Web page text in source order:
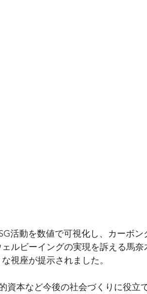
活動を数値で可視化し、カーボ
ルビーイングの実現を訴える馬
視座が提示されました。
資本など今後の社会づくりに役立